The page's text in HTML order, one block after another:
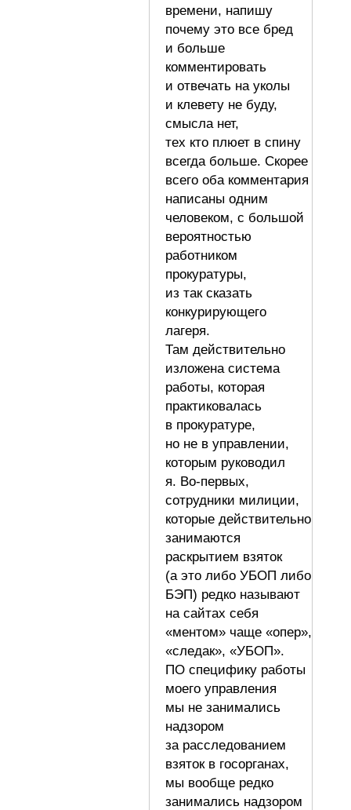
времени, напишу
почему это все бред
и больше
комментировать
и отвечать на уколы
и клевету не буду,
смысла нет,
тех кто плюет в спину
всегда больше. Скорее
всего оба комментария
написаны одним
человеком, с большой
вероятностью
работником
прокуратуры,
из так сказать
конкурирующего
лагеря.
Там действительно
изложена система
работы, которая
практиковалась
в прокуратуре,
но не в управлении,
которым руководил
я. Во-первых,
сотрудники милиции,
которые действительно
занимаются
раскрытием взяток
(а это либо УБОП либо
БЭП) редко называют
на сайтах себя
«ментом» чаще «опер»,
«следак», «УБОП».
ПО специфику работы
моего управления
мы не занимались
надзором
за расследованием
взяток в госорганах,
мы вообще редко
занимались надзором